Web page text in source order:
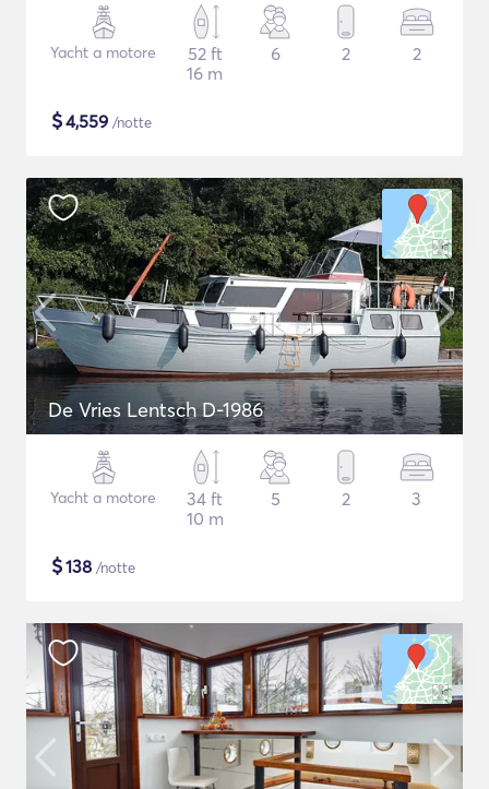
Yacht a motore
52 ft
16 m
6 2 2
$4,559 /notte
De Vries Lentsch D-1986
Yacht a motore
34 ft
10 m
5 2 3
$138 /notte